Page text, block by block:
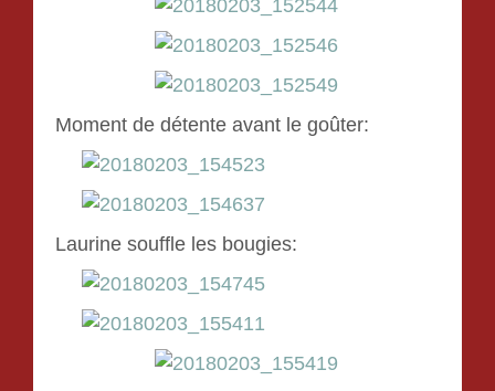
Moment de détente avant le goûter:
Laurine souffle les bougies: